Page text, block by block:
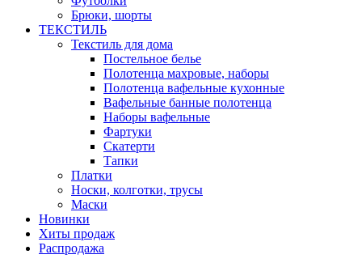
Брюки, шорты
ТЕКСТИЛЬ
Текстиль для дома
Постельное белье
Полотенца махровые, наборы
Полотенца вафельные кухонные
Вафельные банные полотенца
Наборы вафельные
Фартуки
Скатерти
Тапки
Платки
Носки, колготки, трусы
Маски
Новинки
Хиты продаж
Распродажа